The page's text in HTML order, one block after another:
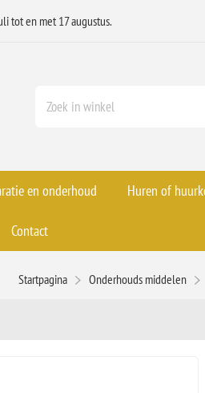
tot en met 17 augustus.
en onderhoud Huren of
Contact
Startpagina Onderhouds middelen